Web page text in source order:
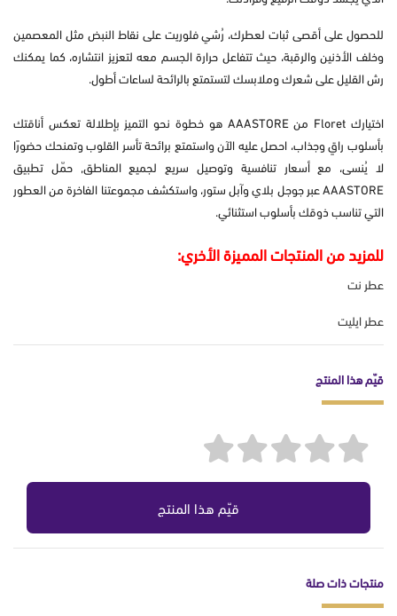
للحصول على أقصى ثبات لعطرك، رُشي فلوريت على نقاط النبض مثل المعصمين
وخلف الأذنين والرقبة، حيث تتفاعل حرارة الجسم معه لتعزيز انتشاره، كما يمكنك
رش القليل على شعرك وملابسك لتستمتع بالرائحة لساعات أطول.
اختيارك Floret من AAASTORE هو خطوة نحو التميز بإطلالة تعكس أناقتك
بأسلوب راقٍ وجذاب، احصل عليه الآن واستمتع برائحة تأسر القلوب وتمنحك حضورًا
لا يُنسى، مع أسعار تنافسية وتوصيل سريع لجميع المناطق, حمّل تطبيق
AAASTORE عبر جوجل بلاي وآبل ستور، واستكشف مجموعتنا الفاخرة من العطور
التي تناسب ذوقك بأسلوب استثنائي.
للمزيد من المنتجات المميزة الأخري:
عطر نت
عطر ايليت
قيّم هذا المنتج
قيّم هذا المنتج
منتجات ذات صلة